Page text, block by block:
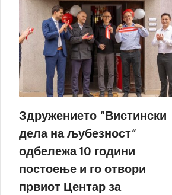
Здружението “Вистински
дела на љубезност“
одбележа 10 години
постоење и го отвори
првиот Центар за